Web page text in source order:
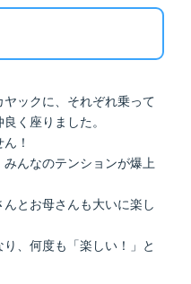
ックに、それぞれ乗って
く座りました。
！
んなのテンションが爆上
とお母さんも大いに楽し
、何度も「楽しい！」と